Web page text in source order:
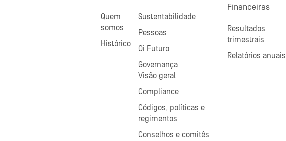
Quem
somos
Histórico
Sustentabilidade
Pessoas
Oi Futuro
Governança
Visão geral
Compliance
Códigos, políticas e
regimentos
Conselhos e comitês
Financeiras
Resultados
trimestrais
Relatórios anuais